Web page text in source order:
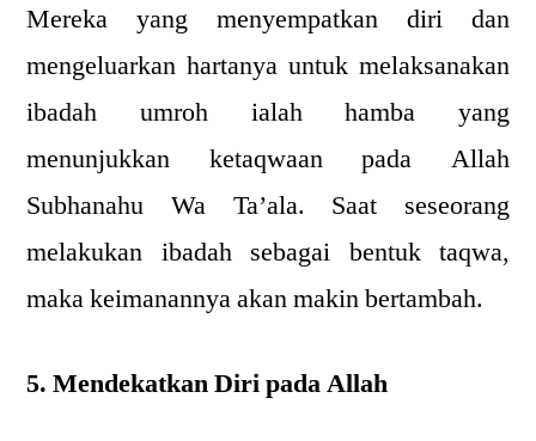
Mereka yang menyempatkan diri dan
mengeluarkan hartanya untuk melaksanakan
ibadah umroh ialah hamba yang
menunjukkan ketaqwaan pada Allah
Subhanahu Wa Ta’ala. Saat seseorang
melakukan ibadah sebagai bentuk taqwa,
maka keimanannya akan makin bertambah.
5. Mendekatkan Diri pada Allah